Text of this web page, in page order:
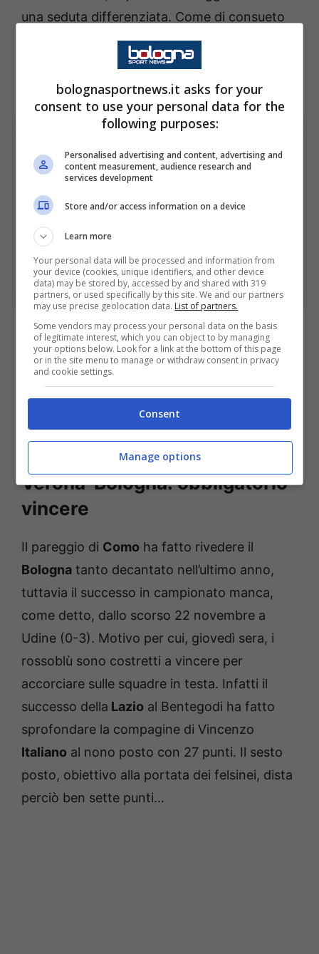
una seduta differenziata. Come di consueto
infatti la società ha comunicato il report
dell’allenamento aggiornando anche in merito
alle condizioni dei due infortunati.
Bologna: il report dell’allenamento e le ultime sugli
infortunati. Bologna Sport News (Foto di Timothy
Rogers /Getty Images Via OneFootball)
Andiamo a riportare di seguito la nota del
club: “A due giorni da # VeronaBFC , i rossoblù
hanno svolto una seduta tattica con prove di
per Federico Bernardeschi, terapie per Jhon
Lucumí”.
Verona-Bologna: obbligatorio
vincere
Il pareggio di Como ha fatto rivedere il
Bologna tanto decantato nell’ultimo anno,
tuttavia il successo in campionato manca,
come detto, dallo scorso 22 novembre a
Udine (0-3). Motivo per cui, giovedì sera, i
rossoblù sono costretti a vincere per
accorciare sulle squadre in testa. Infatti il
successo della Lazio al Bentegodi ha fatto
sprofondare la compagine di Vincenzo
Italiano al nono posto con 27 punti. Il sesto
posto, obiettivo alla portata dei felsinei, dista
perciò ben sette punti…
bolognasportnews.it asks for your
consent to use your personal data for the
following purposes:
Personalised advertising and content, advertising and
content measurement, audience research and
services development
Store and/or access information on a device
Learn more
Your personal data will be processed and information from
your device (cookies, unique identifiers, and other device
data) may be stored by, accessed by and shared with 319
partners, or used specifically by this site. We and our partners
may use precise geolocation data. List of partners.
Some vendors may process your personal data on the basis
of legitimate interest, which you can object to by managing
your options below. Look for a link at the bottom of this page
or in the site menu to manage or withdraw consent in privacy
and cookie settings.
Consent
Manage options